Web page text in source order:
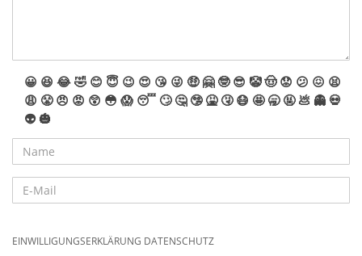
😀 😆 😂🤣 😊 😇 😉 😍 😘 😜 🤑 🤗 🤓 😎 🤡🤠 😟 😕 😖 😫
😩 😤 😠 😡 😲 😳 😱 😴 🙄 🤔 🤥 🤮 🤧 😷 🤩 🥱 🤬 💩 👻 💀
👽 🎃
EINWILLIGUNGSERKLÄRUNG DATENSCHUTZ